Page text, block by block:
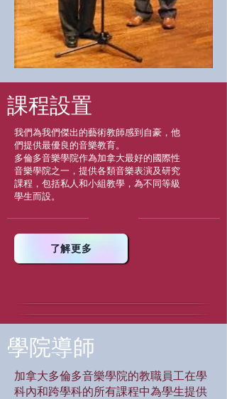
課程設置
我們為我們傑出的藝術教師感到自豪，他
們提供最優良的音樂教育。
多倫多音樂學院作為加拿大最好的國際性
音樂學院之一，提供各類音樂表演及研究
課程，包括私人和小組教學，為不同等級
學生而設。
了解更多
學院導師
加拿大多倫多音樂學院的教職員工在學
科內和跨學科的所有課程中為學生提供